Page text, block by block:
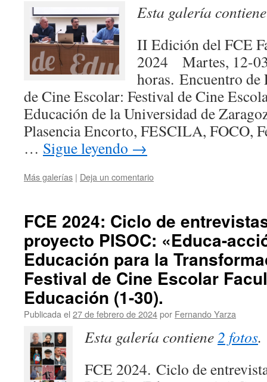
Esta galería
II Edición del FCE
2024 Martes, 12-
horas. Encuentro de
de Cine Escolar: Festival de Cine
Educación de la Universidad de
Plasencia Encorto, FESCILA, FOCO,
… Sigue leyendo →
Más galerías | Deja un comentario
FCE 2024: Ciclo de
proyecto PISOC: «Educa-
Educación para la
Festival de Cine Escolar
Educación (1-30).
Publicada el 27 de febrero de 2024por Fernando Yarza
Esta galería contiene2 fotos.
FCE 2024. Ciclo de